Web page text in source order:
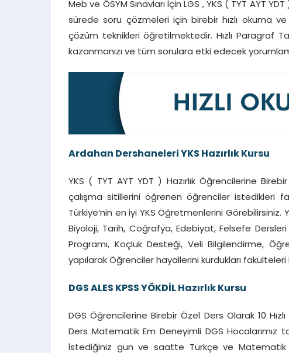
Meb ve ÖSYM Sınavları İçin LGS , YKS ( TYT AYT
sürede soru çözmeleri için birebir hızlı okuma
çözüm teknikleri öğretilmektedir. Hızlı Paragraf
kazanmanızı ve tüm sorulara etki edecek
Ardahan Dershaneleri YKS Hazırlık Kursu
YKS ( TYT AYT YDT ) Hazırlık Öğrencilerine
çalışma sitillerini öğrenen öğrenciler istedikleri
Türkiye’nin en iyi YKS Öğretmenlerini Görebilirsiniz.
Biyoloji, Tarih, Coğrafya, Edebiyat, Felsefe
Programı, Koçluk Desteği, Veli Bilgilendirme,
yapılarak Öğrenciler hayallerini kurdukları
DGS ALES KPSS YÖKDİL Hazırlık Kursu
DGS Öğrencilerine Birebir Özel Ders Olarak 10
Ders Matematik Em Deneyimli DGS Hocalarımız
İstediğiniz gün ve saatte Türkçe ve Matematik